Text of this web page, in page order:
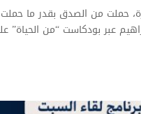
حملت من الصدق بقدر ما
عبر بودكاست “من